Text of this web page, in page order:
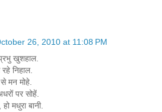
26, 2010 at 11:08 PM
खुशहाल.
निहाल.
मन मोहे.
पर सोहें.
मधुरा बानी.